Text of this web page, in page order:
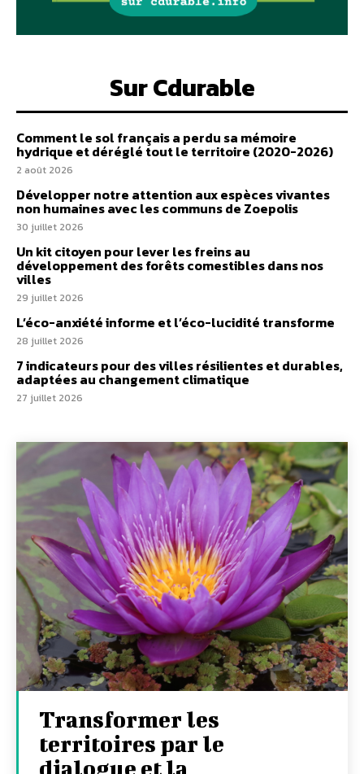
Sur Cdurable
Comment le sol français a perdu sa mémoire
hydrique et déréglé tout le territoire (2020-2026)
2 août 2026
Développer notre attention aux espèces vivantes
non humaines avec les communs de Zoepolis
30 juillet 2026
Un kit citoyen pour lever les freins au
développement des forêts comestibles dans nos
villes
29 juillet 2026
L’éco-anxiété informe et l’éco-lucidité transforme
28 juillet 2026
7 indicateurs pour des villes résilientes et durables,
adaptées au changement climatique
27 juillet 2026
Transformer les
territoires par le
dialogue et la